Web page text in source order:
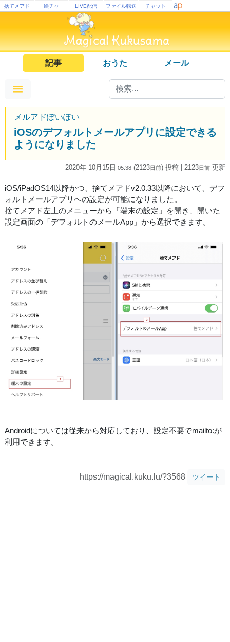
捨てメアド 絵チャ LIVE配信 ファイル転送 チャット
記事 おうた メール
メルアドぽいぽい
iOSのデフォルトメールアプリに設定できる
ようになりました
2020年 10月15日 05:38 (2123日前) 投稿 | 2123日前 更新
iOS/iPadOS14以降かつ、捨てメアドv2.0.33以降において、デフ
ォルトメールアプリへの設定が可能になりました。
捨てメアド左上のメニューから「端末の設定」を開き、開いた
設定画面の「デフォルトのメールApp」から選択できます。
Androidについては従来から対応しており、設定不要でmailto:が
利用できます。
https://magical.kuku.lu/?3568 ツイート